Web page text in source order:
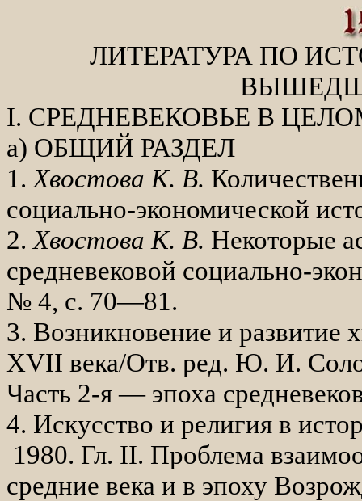
ЛИТЕРАТУРА ПО
I. СРЕДНЕВЕКОВЬЕ В
а) ОБЩИЙ РАЗДЕЛ
1. Хвостова К. В.
социаль­но-экономической
2. Хвостова К. В. Некоторые
средневековой социально-
№ 4, с. 70—81.
3. Возникновение и
XVII века/Отв. ред. Ю. И.
Часть 2-я — эпоха
4. Искусство и религия в
1980. Гл. II. Проблема
средние века и в эпоху